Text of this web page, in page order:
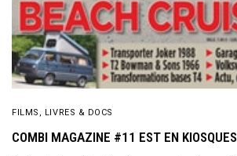
FILMS, LIVRES & DOCS
COMBI MAGAZINE #11 EST EN KIOSQUES